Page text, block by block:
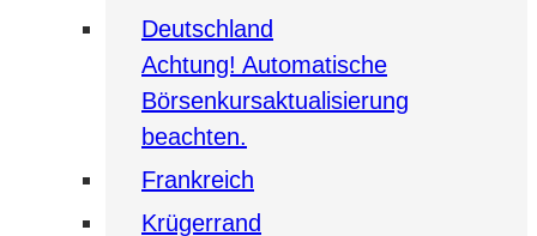
Deutschland
Achtung! Automatische
Börsenkursaktualisierung
beachten.
Frankreich
Krügerrand